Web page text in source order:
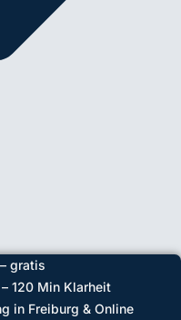
gratis
120 Min Klarheit
in Freiburg & Online